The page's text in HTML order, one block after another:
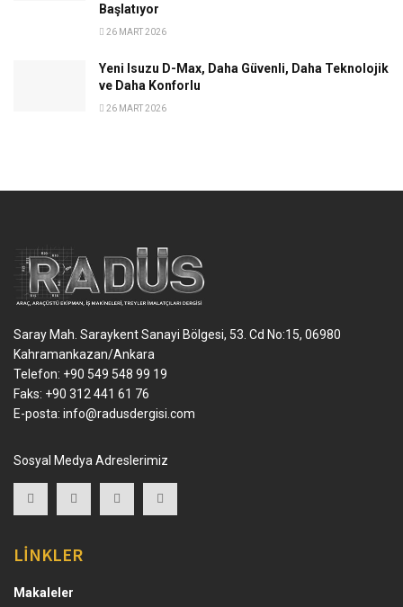
Başlatıyor
26 MART 2026
Yeni Isuzu D-Max, Daha Güvenli, Daha Teknolojik
ve Daha Konforlu
26 MART 2026
Saray Mah. Saraykent Sanayi Bölgesi, 53. Cd No:15, 06980
Kahramankazan/Ankara
Telefon: +90 549 548 99 19
Faks: +90 312 441 61 76
E-posta: info@radusdergisi.com
Sosyal Medya Adreslerimiz
LİNKLER
Makaleler